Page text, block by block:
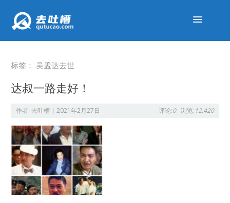
标签： 吴孟达去世
达叔一路走好！
作者:去吐槽 |2021年2月27日 评论:0 浏览: 12,420